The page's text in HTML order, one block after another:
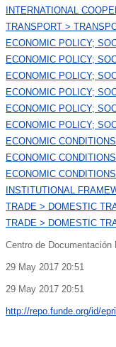
INTERNATIONAL
TRANSPORT >
ECONOMIC POLICY;
ECONOMIC POLICY;
ECONOMIC POLICY;
ECONOMIC POLICY;
ECONOMIC POLICY;
ECONOMIC POLICY;
ECONOMIC
ECONOMIC
ECONOMIC
INSTITUTIONAL
TRADE > DOMESTIC
TRADE > DOMESTIC
Centro de Documentación
29 May 2017 20:51
29 May 2017 20:51
http://repo.funde.org/id/